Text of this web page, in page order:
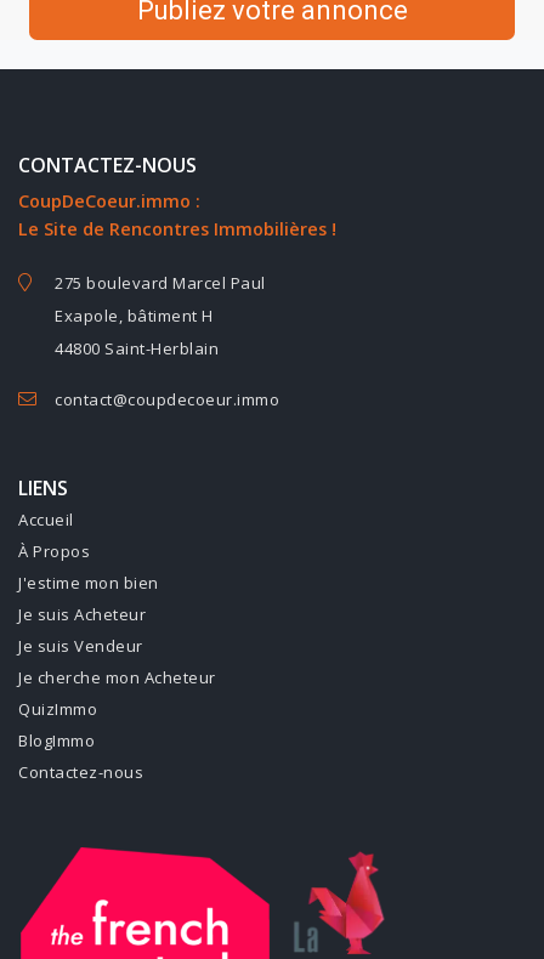
Publiez votre annonce
CONTACTEZ-NOUS
CoupDeCoeur.immo :
Le Site de Rencontres Immobilières !
275 boulevard Marcel Paul
Exapole, bâtiment H
44800 Saint-Herblain
contact@coupdecoeur.immo
LIENS
Accueil
À Propos
J'estime mon bien
Je suis Acheteur
Je suis Vendeur
Je cherche mon Acheteur
QuizImmo
BlogImmo
Contactez-nous